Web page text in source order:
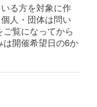
る方を対象に作
人・団体は問い
覧になってから
開催希望日の6か